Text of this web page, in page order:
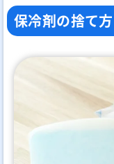
保冷剤の捨て